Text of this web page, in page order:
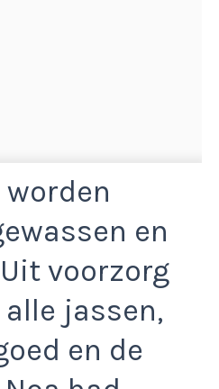
worden
en
voorzorg
jassen,
en de